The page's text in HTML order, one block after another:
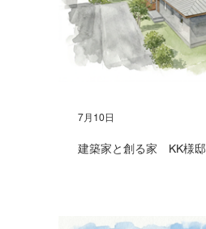
建築家と創る家 KK様邸
7月10日